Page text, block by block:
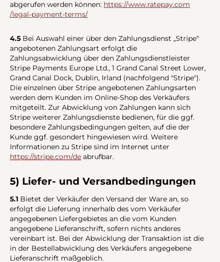
abgerufen werden können: https://www.ratepay.com
/legal-payment-terms/
4.5 Bei Auswahl einer über den Zahlungsdienst „Stripe“
angebotenen Zahlungsart erfolgt die
Zahlungsabwicklung über den Zahlungsdienstleister
Stripe Payments Europe Ltd., 1 Grand Canal Street Lower,
Grand Canal Dock, Dublin, Irland (nachfolgend "Stripe").
Die einzelnen über Stripe angebotenen Zahlungsarten
werden dem Kunden im Online-Shop des Verkäufers
mitgeteilt. Zur Abwicklung von Zahlungen kann sich
Stripe weiterer Zahlungsdienste bedienen, für die ggf.
besondere Zahlungsbedingungen gelten, auf die der
Kunde ggf. gesondert hingewiesen wird. Weitere
Informationen zu Stripe sind im Internet unter
https://stripe.com/de abrufbar.
5) Liefer- und Versandbedingungen
5.1 Bietet der Verkäufer den Versand der Ware an, so
erfolgt die Lieferung innerhalb des vom Verkäufer
angegebenen Liefergebietes an die vom Kunden
angegebene Lieferanschrift, sofern nichts anderes
vereinbart ist. Bei der Abwicklung der Transaktion ist die
in der Bestellabwicklung des Verkäufers angegebene
Lieferanschrift maßgeblich.